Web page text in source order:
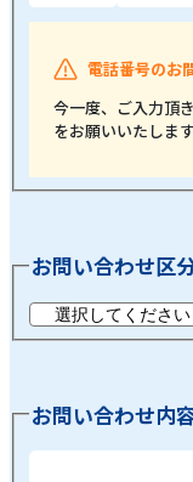
電話番号のお
今一度、ご入力頂
をお願いいたします
お問い合わせ区
お問い合わせ内